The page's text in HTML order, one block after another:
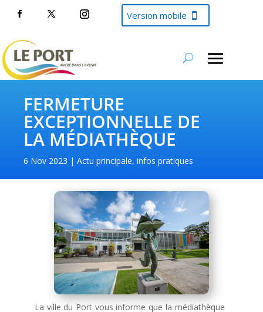
Version mobile
FERMETURE
EXCEPTIONNELLE DE
LA MÉDIATHÈQUE
6 Nov 2023 Actu principale,infos pratiques
La ville du Port vous informe que la médiathèque